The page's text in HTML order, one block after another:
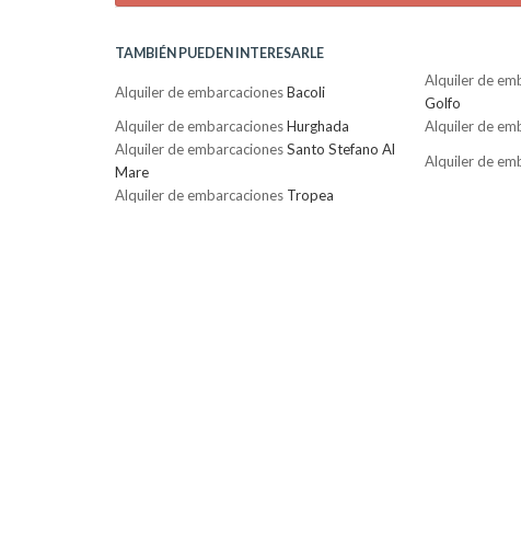
TAMBIÉN PUEDEN INTERESARLE
Alquiler de embarcacionesBacoli
Alquiler de
Golfo
Alquiler de embarcacionesHurghada Alquiler de
Alquiler de embarcacionesSanto Stefano Al
Mare
Alquiler de
Alquiler de embarcaciones Tropea